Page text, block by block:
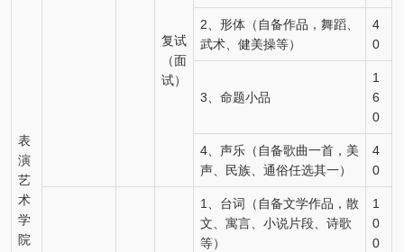
表
演
艺
术
学
院
复试
（面
试）
2、形体（自备作品，舞蹈、
武术、健美操等）
4
0
3、命题小品
1
6
0
4、声乐（自备歌曲一首，美
声、民族、通俗任选其一）
4
0
1、台词（自备文学作品，散
文、寓言、小说片段、诗歌
等）
1
0
0